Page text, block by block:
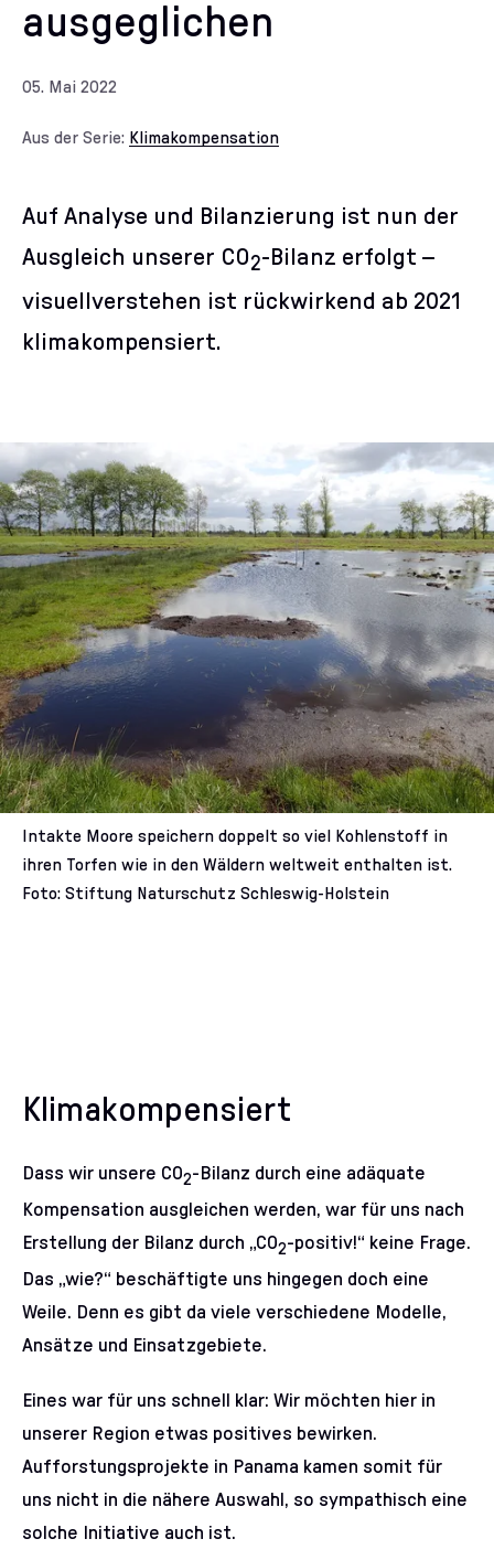
ausgeglichen
05. Mai 2022
Aus der Serie: Klimakompensation
Auf Analyse und Bilanzierung ist nun der
Ausgleich unserer CO2-Bilanz erfolgt –
visuellverstehen ist rückwirkend ab 2021
klimakompensiert.
Intakte Moore speichern doppelt so viel Kohlenstoff in
ihren Torfen wie in den Wäldern weltweit enthalten ist.
Foto: Stiftung Naturschutz Schleswig-Holstein
Klimakompensiert
Dass wir unsere CO2-Bilanz durch eine adäquate
Kompensation ausgleichen werden, war für uns nach
Erstellung der Bilanz durch „CO2-positiv!“ keine Frage.
Das „wie?“ beschäftigte uns hingegen doch eine
Weile. Denn es gibt da viele verschiedene Modelle,
Ansätze und Einsatzgebiete.
Eines war für uns schnell klar: Wir möchten hier in
unserer Region etwas positives bewirken.
Aufforstungsprojekte in Panama kamen somit für
uns nicht in die nähere Auswahl, so sympathisch eine
solche Initiative auch ist.